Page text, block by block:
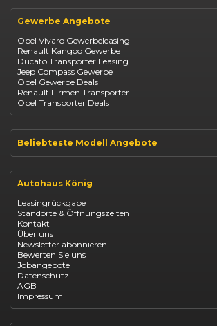
Mazda CX-30
Opel
Fiat
Jeep
Suzuki
BYD
Kia
Mazda
Citroën
Abarth
Fiat Professional
Gewerbe Angebote
Opel Vivaro Gewerbeleasing
Renault Kangoo Gewerbe
Ducato Transporter Leasing
Jeep Compass Gewerbe
Opel Gewerbe Deals
Renault Firmen Transporter
Opel Transporter Deals
Beliebteste Modell Angebote
Renault Arkana Leasing
Renault Captur Leasing
Opel Astra leasen
Opel Mokka kaufen
Opel Grandland finanzieren
Opel Vivaro Gewerbeleasing
Fiat 500 finanzieren
Fiat Panda leasen
Dacia Duster finanzieren
Dacia Sandero kaufen
Dacia Jogger leasen
Jeep Compass leasen
Jeep Renegade finanzieren
Autohaus König
Leasingrückgabe
Standorte & Öffnungszeiten
Kontakt
Über uns
Newsletter abonnieren
Bewerten Sie uns
Jobangebote
Datenschutz
AGB
Impressum